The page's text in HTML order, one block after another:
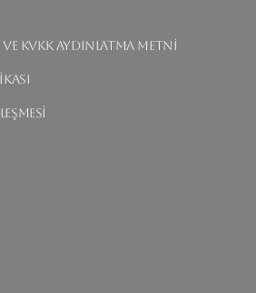
KVKK Aydınlatma Metni